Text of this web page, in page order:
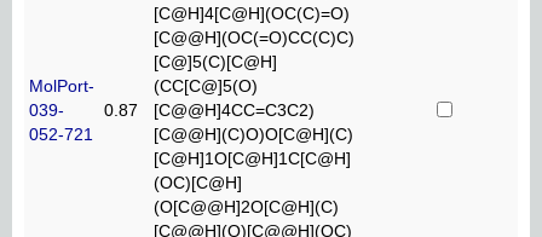
MolPort-
039-
052-721
0.87
[C@H]4[C@H](OC(C)=O)
[C@@H](OC(=O)CC(C)C)
[C@]5(C)[C@H]
(CC[C@]5(O)
[C@@H]4CC=C3C2)
[C@@H](C)O)O[C@H](C)
[C@H]1O[C@H]1C[C@H]
(OC)[C@H]
(O[C@@H]2O[C@H](C)
[C@@H](O)[C@@H](OC)